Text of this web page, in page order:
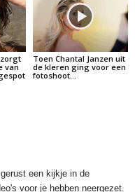
van
Toen Chantal Janzen uit
de kleren ging voor een
fotoshoot…
een kijkje in de
voor je hebben neergezet.